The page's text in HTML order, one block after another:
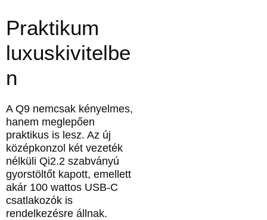
Praktikum
luxuskivitelbe
n
A Q9 nemcsak kényelmes,
hanem meglepően
praktikus is lesz. Az új
középkonzol két vezeték
nélküli Qi2.2 szabványú
gyorstöltőt kapott, emellett
akár 100 wattos USB-C
csatlakozók is
rendelkezésre állnak.